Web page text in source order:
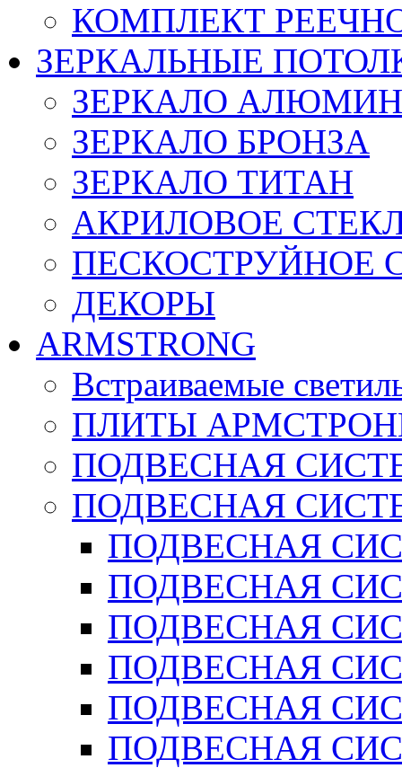
КОМПЛЕКТ
ЗЕРКАЛЬНЫЕ
ЗЕРКАЛО
ЗЕРКАЛО БРОНЗА
ЗЕРКАЛО ТИТАН
АКРИЛОВОЕ
ПЕСКОСТРУЙНОЕ
ДЕКОРЫ
ARMSTRONG
Встраиваемые
ПЛИТЫ
ПОДВЕСНАЯ
ПОДВЕСНАЯ
ПОДВЕСНАЯ
ПОДВЕСНАЯ
ПОДВЕСНАЯ
ПОДВЕСНАЯ
ПОДВЕСНАЯ
ПОДВЕСНАЯ